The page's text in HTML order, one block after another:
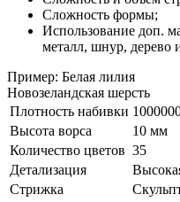
Сложность формы;
Использование доп.
металл, шнур, дерево
Пример: Белая лилия
Новозеландская шерсть
Плотность набивки
Высота ворса
10 мм
Количество цветов 35
Детализация
Стрижка